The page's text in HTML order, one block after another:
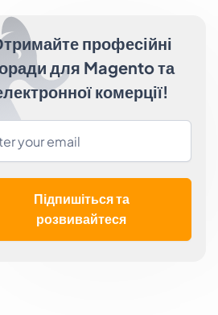
професійні
для Magento та
комерції!
Підпишіться та
розвивайтеся